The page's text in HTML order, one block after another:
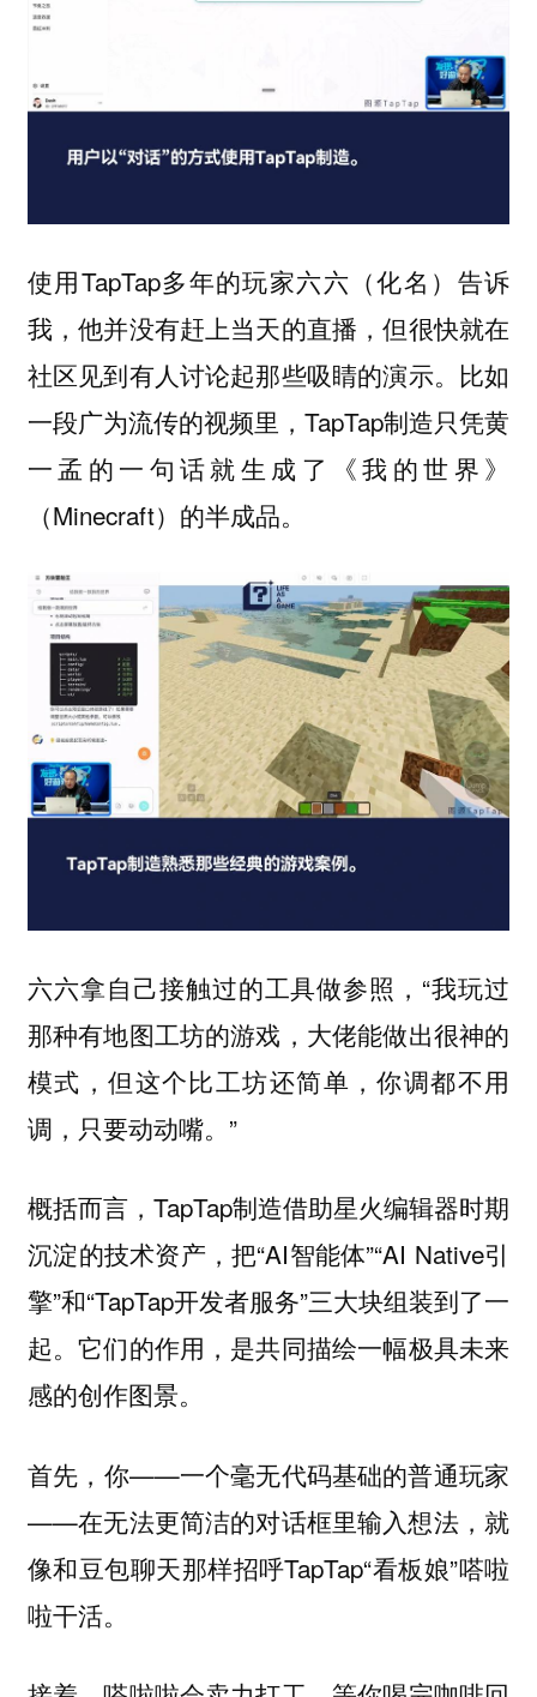
使用TapTap多年的玩家六六（化名）告诉
我，他并没有赶上当天的直播，但很快就在
社区见到有人讨论起那些吸睛的演示。比如
一段广为流传的视频里，TapTap制造只凭黄
一孟的一句话就生成了《我的世界》
（Minecraft）的半成品。
六六拿自己接触过的工具做参照，“我玩过
那种有地图工坊的游戏，大佬能做出很神的
模式，但这个比工坊还简单，你调都不用
调，只要动动嘴。”
概括而言，TapTap制造借助星火编辑器时期
沉淀的技术资产，把“AI智能体”“AI Native引
擎”和“TapTap开发者服务”三大块组装到了一
起。它们的作用，是共同描绘一幅极具未来
感的创作图景。
首先，你——一个毫无代码基础的普通玩家
——在无法更简洁的对话框里输入想法，就
像和豆包聊天那样招呼TapTap“看板娘”嗒啦
啦干活。